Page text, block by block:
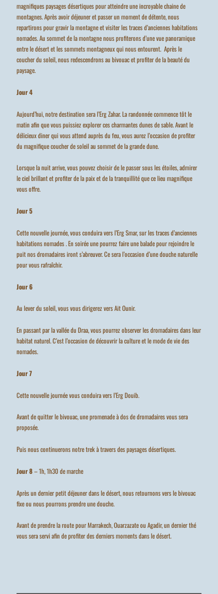
magnifiques paysages désertiques pour atteindre une incroyable chaine de
montagnes. Après avoir déjeuner et passer un moment de détente, nous
repartirons pour gravir la montagne et visiter les traces d’anciennes habitations
nomades. Au sommet de la montagne nous profiterons d’une vue panoramique
entre le désert et les sommets montagneux qui nous entourent. Après le
coucher du soleil, nous redescendrons au bivouac et profiter de la beauté du
paysage.
Jour 4
Aujourd’hui, notre destination sera l’Erg Zahar. La randonnée commence tôt le
matin afin que vous puissiez explorer ces charmantes dunes de sable. Avant le
délicieux diner qui vous attend auprès du feu, vous aurez l’occasion de profiter
du magnifique coucher de soleil au sommet de la grande dune.
Lorsque la nuit arrive, vous pouvez choisir de le passer sous les étoiles, admirer
le ciel brillant et profiter de la paix et de la tranquillité que ce lieu magnifique
vous offre.
Jour 5
Cette nouvelle journée, vous conduira vers l’Erg Smar, sur les traces d’anciennes
habitations nomades . En soirée une pourrez faire une balade pour rejoindre le
puit nos dromadaires iront s’abreuver. Ce sera l’occasion d’une douche naturelle
pour vous rafraîchir.
Jour 6
Au lever du soleil, vous vous dirigerez vers Ait Ounir.
En passant par la vallée du Draa, vous pourrez observer les dromadaires dans leur
habitat naturel. C’est l’occasion de découvrir la culture et le mode de vie des
nomades.
Jour 7
Cette nouvelle journée vous conduira vers l’Erg Douib.
Avant de quitter le bivouac, une promenade à dos de dromadaires vous sera
proposée.
Puis nous continuerons notre trek à travers des paysages désertiques.
Jour 8– 1h, 1h30 de marche
Après un dernier petit déjeuner dans le désert, nous retournons vers le bivouac
fixe ou nous pourrons prendre une douche.
Avant de prendre la route pour Marrakech, Ouarzazate ou Agadir, un dernier thé
vous sera servi afin de profiter des derniers moments dans le désert.